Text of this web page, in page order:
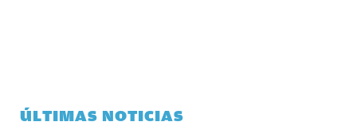
ÚLTIMAS NOTICIAS